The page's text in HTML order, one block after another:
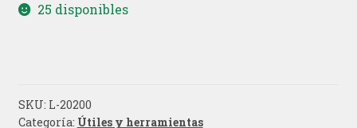
25 disponibles
SKU: L-20200
Categoría: Útiles y herramientas